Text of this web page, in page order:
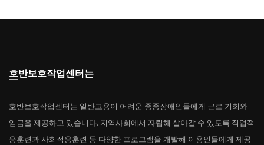
호반보호작업센터는
호반보호작업센터는 일반고용이 어려운 중중장애인들에게 근로 기회와
임금을 제공하고 있습니다. 지역사회에서 자립해 살아갈 수 있도록 직업적
응훈련과 사회적응훈련 등 다양한 프로그램을 개발해 이용인들에게 제공